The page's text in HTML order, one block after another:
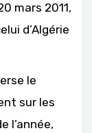
mars 2011,
d’Algérie
le
sur les
l’année,